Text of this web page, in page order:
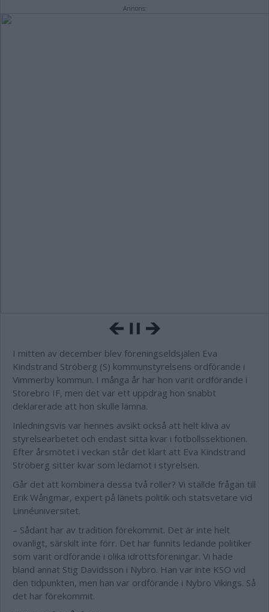
Annons:
I mitten av december blev föreningseldsjälen Eva
Kindstrand Ströberg (S) kommunstyrelsens ordförande i
Vimmerby kommun. I många år har hon varit ordförande i
Storebro IF, men det var ett uppdrag hon snabbt
deklarerade att hon skulle lämna.
Inledningsvis var hennes avsikt också att helt kliva av
styrelsearbetet och endast sitta kvar i fotbollssektionen.
Efter årsmötet i veckan står det klart att Eva Kindstrand
Ströberg sitter kvar som ledamot i styrelsen.
Går det att kombinera dessa två roller? Vi ställde frågan till
Erik Wångmar, expert på länets politik och statsvetare vid
Linnéuniversitet.
– Sådant har av tradition förekommit. Det är inte helt
ovanligt, särskilt inte förr. Det har funnits ledande politiker
som varit ordförande i olika idrottsföreningar. Vi hade
bland annat Stig Davidsson i Nybro. Han var inte KSO vid
den tidpunkten, men han var ordförande i Nybro Vikings. Så
det har förekommit.